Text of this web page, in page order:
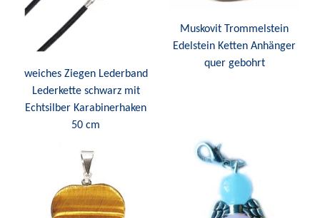
weiches Ziegen Lederband
Lederkette schwarz mit
Echtsilber Karabinerhaken
50 cm
Muskovit Trommelstein
Edelstein Ketten Anhänger
quer gebohrt